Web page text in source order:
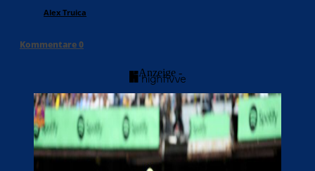
Alex Truica
Kommentare0
- Anzeige -